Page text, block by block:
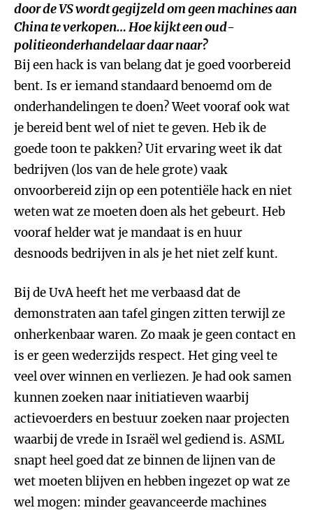
door de VS wordt gegijzeld om geen machines aan
China te verkopen… Hoe kijkt een oud-
politieonderhandelaar daar naar?
Bij een hack is van belang dat je goed voorbereid
bent. Is er iemand standaard benoemd om de
onderhandelingen te doen? Weet vooraf ook wat
je bereid bent wel of niet te geven. Heb ik de
goede toon te pakken? Uit ervaring weet ik dat
bedrijven (los van de hele grote) vaak
onvoorbereid zijn op een potentiële hack en niet
weten wat ze moeten doen als het gebeurt. Heb
vooraf helder wat je mandaat is en huur
desnoods bedrijven in als je het niet zelf kunt.
Bij de UvA heeft het me verbaasd dat de
demonstraten aan tafel gingen zitten terwijl ze
onherkenbaar waren. Zo maak je geen contact en
is er geen wederzijds respect. Het ging veel te
veel over winnen en verliezen. Je had ook samen
kunnen zoeken naar initiatieven waarbij
actievoerders en bestuur zoeken naar projecten
waarbij de vrede in Israël wel gediend is. ASML
snapt heel goed dat ze binnen de lijnen van de
wet moeten blijven en hebben ingezet op wat ze
wel mogen: minder geavanceerde machines